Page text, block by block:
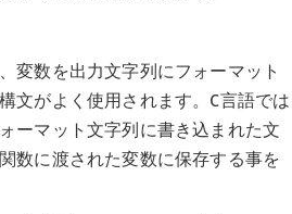
変数を出力文字列にフォーマット
文がよく使用されます。C言語では
ーマット文字列に書き込まれた文
数に渡された変数に保存する事を